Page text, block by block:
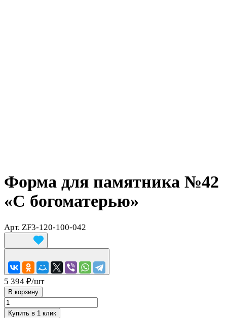
Форма для памятника №42
«С богоматерью»
Арт. ZF3-120-100-042
5 394 ₽/шт
В корзину
Купить в 1 клик